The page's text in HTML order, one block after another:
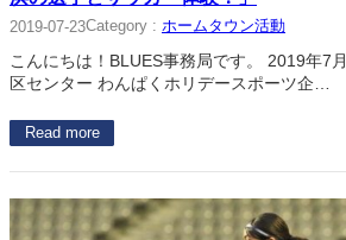
2019-07-23Category : ホームタウン活動
こんにちは！BLUES事務局です。 2019年7
区センター わんぱくホリデースポーツ企…
Read more